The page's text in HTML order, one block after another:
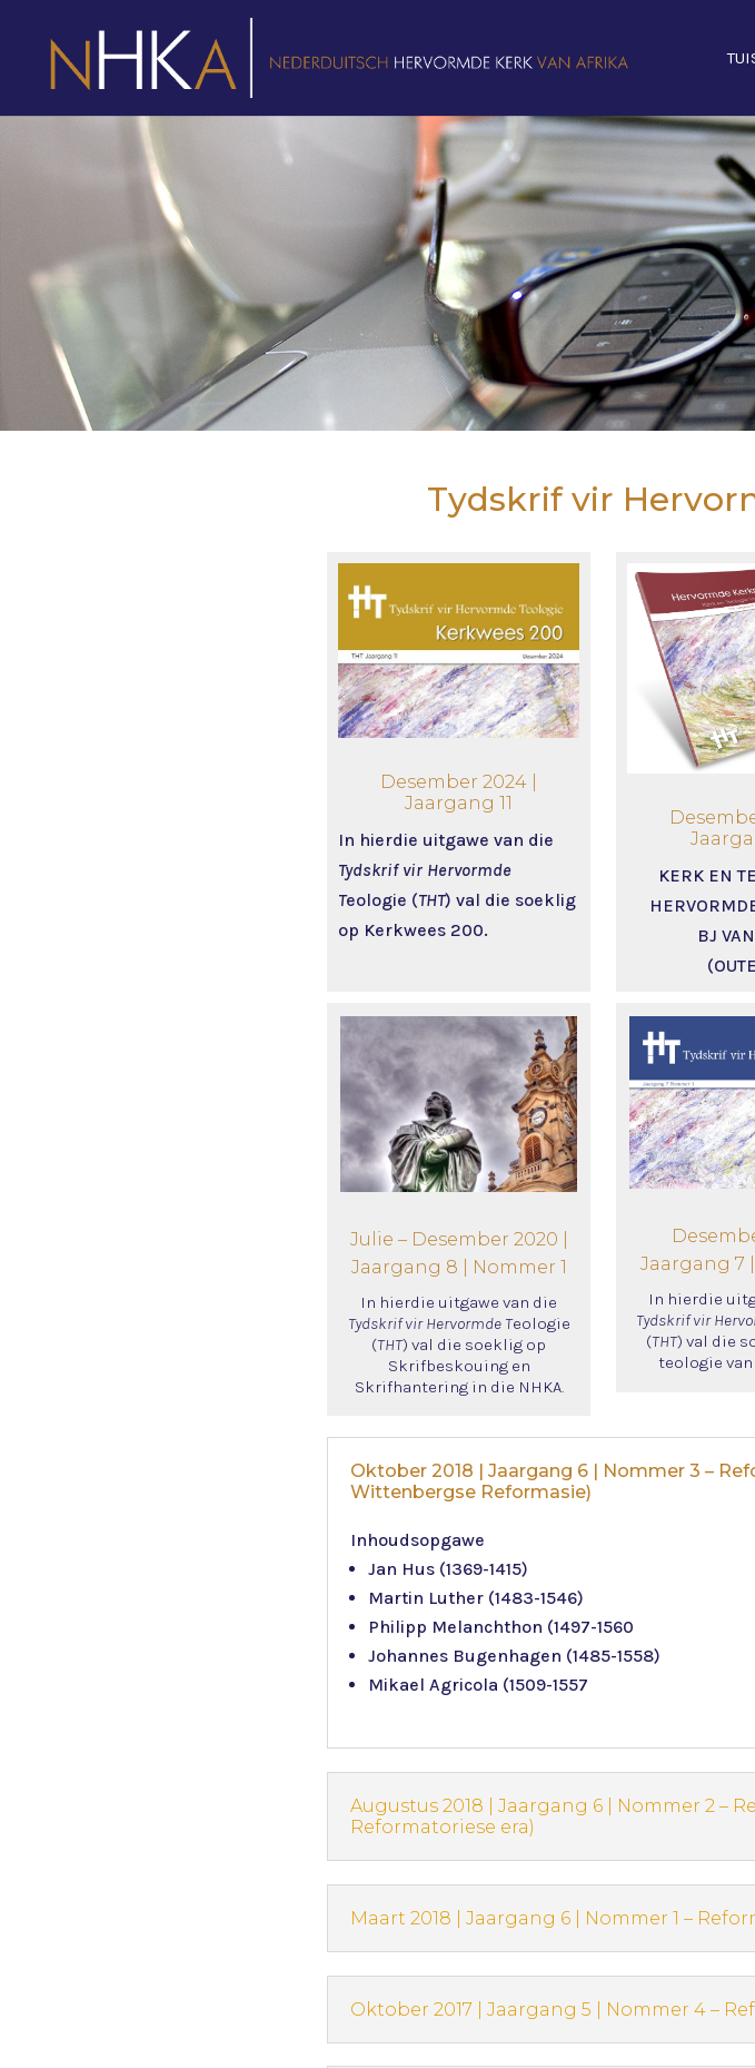
Tydskrif vir
Desember 2024 |
Jaargang 11
In hierdie uitgawe van die
Tydskrif vir Hervormde
Teologie (THT) val die soeklig
op Kerkwees 200.
KERK EN
BJ
Julie – Desember 2020 |
Jaargang 8 | Nommer 1
In hierdie uitgawe van die
Tydskrif vir Hervormde Teologie
(THT) val die soeklig op
Skrifbeskouing en
Skrifhantering in die NHKA.
Jaargang 7
In hierdie
Tydskrif vir
(THT) val die
teologie
Oktober 2018 | Jaargang 6 | Nommer 3 –
Wittenbergse Reformasie)
Inhoudsopgawe
Jan Hus (1369-1415)
Martin Luther (1483-1546)
Philipp Melanchthon (1497-1560
Johannes Bugenhagen (1485-1558)
Mikael Agricola (1509-1557
Augustus 2018 | Jaargang 6 | Nommer 2 –
Reformatoriese era)
Maart 2018 | Jaargang 6 | Nommer 1 –
Oktober 2017 | Jaargang 5 | Nommer 4 –